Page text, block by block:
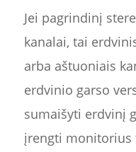
Jei pagrindinį
kanalai, tai
arba aštuoniais
erdvinio garso
sumaišyti erdvinį
įrengti monitorius